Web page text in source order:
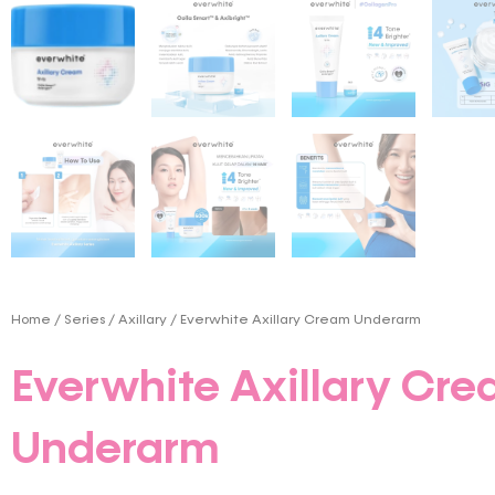
Home / Series / Axillary / Everwhite Axillary Cream Underarm
Everwhite Axillary
Underarm